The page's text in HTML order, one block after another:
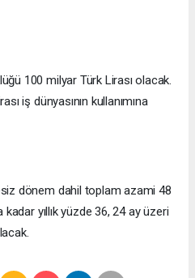
100 milyar Türk Lirası olacak.
iş dünyasının kullanımına
dönem dahil toplam azami 48
yıllık yüzde 36, 24 ay üzeri